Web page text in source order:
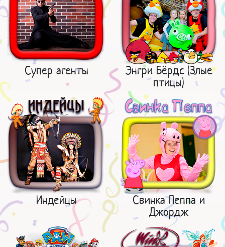
Супер агенты
Энгри Бёрдс (Злые
птицы)
Индейцы
Свинка Пеппа и
Джордж